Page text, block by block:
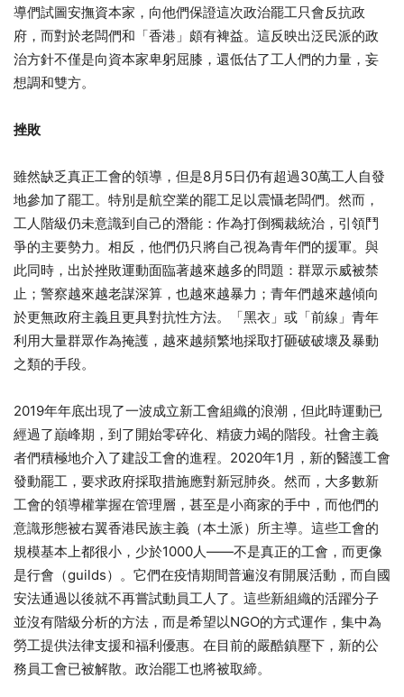
導們試圖安撫資本家，向他們保證這次政治罷工只會反抗政
府，而對於老闆們和「香港」頗有裨益。這反映出泛民派的政
治方針不僅是向資本家卑躬屈膝，還低估了工人們的力量，妄
想調和雙方。
挫敗
雖然缺乏真正工會的領導，但是8月5日仍有超過30萬工人自發
地參加了罷工。特別是航空業的罷工足以震懾老闆們。然而，
工人階級仍未意識到自己的潛能：作為打倒獨裁統治，引領鬥
爭的主要勢力。相反，他們仍只將自己視為青年們的援軍。與
此同時，出於挫敗運動面臨著越來越多的問題：群眾示威被禁
止；警察越來越老謀深算，也越來越暴力；青年們越來越傾向
於更無政府主義且更具對抗性方法。「黑衣」或「前線」青年
利用大量群眾作為掩護，越來越頻繁地採取打砸破破壞及暴動
之類的手段。
2019年年底出現了一波成立新工會組織的浪潮，但此時運動已
經過了巔峰期，到了開始零碎化、精疲力竭的階段。社會主義
者們積極地介入了建設工會的進程。2020年1月，新的醫護工會
發動罷工，要求政府採取措施應對新冠肺炎。然而，大多數新
工會的領導權掌握在管理層，甚至是小商家的手中，而他們的
意識形態被右翼香港民族主義（本土派）所主導。這些工會的
規模基本上都很小，少於1000人——不是真正的工會，而更像
是行會（guilds）。它們在疫情期間普遍沒有開展活動，而自國
安法通過以後就不再嘗試動員工人了。這些新組織的活躍分子
並沒有階級分析的方法，而是希望以NGO的方式運作，集中為
勞工提供法律支援和福利優惠。在目前的嚴酷鎮壓下，新的公
務員工會已被解散。政治罷工也將被取締。